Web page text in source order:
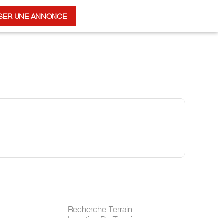
UNE ANNONCE
Recherche Terrain